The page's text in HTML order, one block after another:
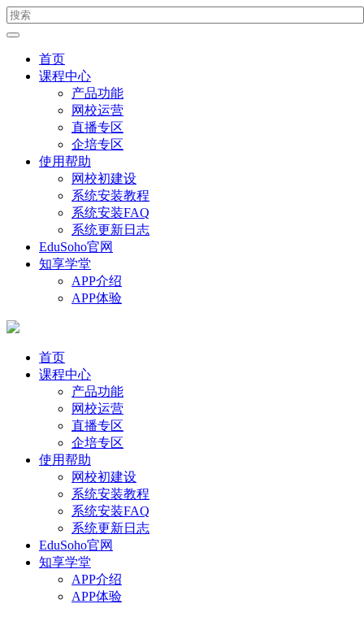
首页
课程中心
产品功能
网校运营
直播专区
企培专区
使用帮助
网校初建设
系统安装教程
系统安装FAQ
系统更新日志
EduSoho官网
知享学堂
APP介绍
APP体验
首页
课程中心
产品功能
网校运营
直播专区
企培专区
使用帮助
网校初建设
系统安装教程
系统安装FAQ
系统更新日志
EduSoho官网
知享学堂
APP介绍
APP体验